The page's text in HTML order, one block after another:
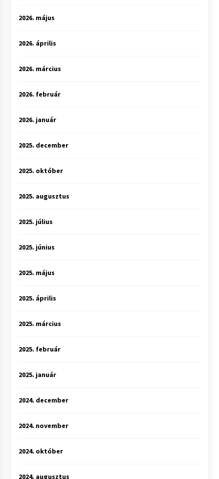
2026. május
2026. április
2026. március
2026. február
2026. január
2025. december
2025. október
2025. augusztus
2025. július
2025. június
2025. május
2025. április
2025. március
2025. február
2025. január
2024. december
2024. november
2024. október
2024. augusztus